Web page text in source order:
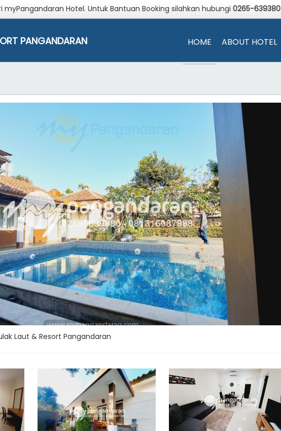
Hotel. Untuk Bantuan Booking silahkan hubungi 0265-639380
PANGANDARAN HOME ABOUT HOTEL
Laut & Resort Pangandaran